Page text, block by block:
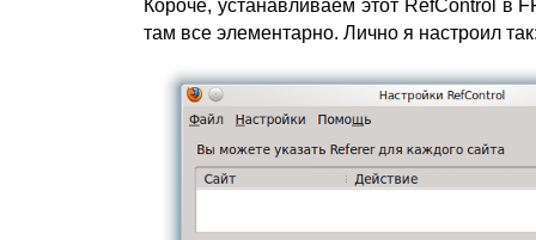
Короче, устанавливаем этот RefControl в
там все элементарно. Лично я настроил